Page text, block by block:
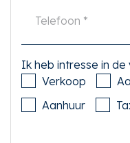
de woning, adviseren wij u
deskundige genoeg om alle
Van toepassing zijn de NVM
-----------
Ik heb intresse in
Verkoop
Aanhuur